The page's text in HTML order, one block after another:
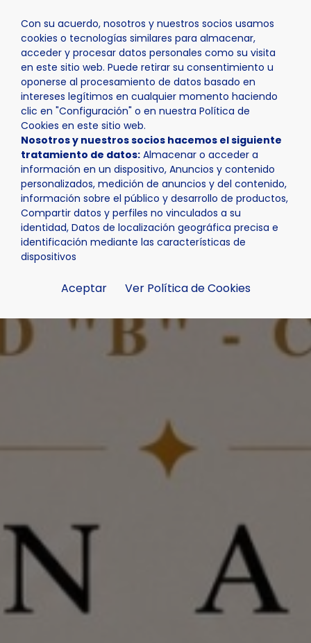
Con su acuerdo, nosotros y nuestros socios usamos
cookies o tecnologías similares para almacenar,
acceder y procesar datos personales como su visita
en este sitio web. Puede retirar su consentimiento u
oponerse al procesamiento de datos basado en
intereses legítimos en cualquier momento haciendo
clic en "Configuración" o en nuestra Política de
Cookies en este sitio web.
Nosotros y nuestros socios hacemos el siguiente
tratamiento de datos: Almacenar o acceder a
información en un dispositivo, Anuncios y contenido
personalizados, medición de anuncios y del contenido,
información sobre el público y desarrollo de productos,
Compartir datos y perfiles no vinculados a su
identidad, Datos de localización geográfica precisa e
identificación mediante las características de
dispositivos
Aceptar Ver Política de Cookies
Inicio Actualidad Noticias Noticia - El C.F. La